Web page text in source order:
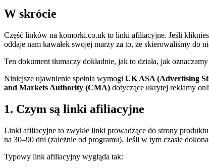
W skrócie
Część linków na komorki.co.uk to linki afiliacyjne. Jeśli
oddaje nam kawałek swojej marży za to, że skierowaliśmy do
Ten dokument tłumaczy dokładnie, jak to działa, jak
Niniejsze ujawnienie spełnia wymogi UK ASA (Advertising
and Markets Authority (CMA) dotyczące ukrytej reklamy
1. Czym są linki afiliacyjne
Linki afiliacyjne to zwykłe linki prowadzące do strony
na 30–90 dni (zależnie od programu). Jeśli w tym czasie
Typowy link afiliacyjny wygląda tak: